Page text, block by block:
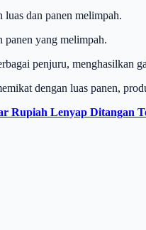
dan panen melimpah.
yang melimpah.
penjuru, menghasilkan
dengan luas panen,
Rupiah Lenyap Ditangan